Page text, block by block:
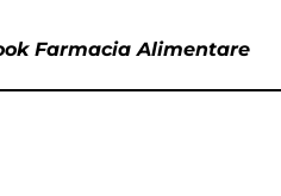
Farmacia Alimentare